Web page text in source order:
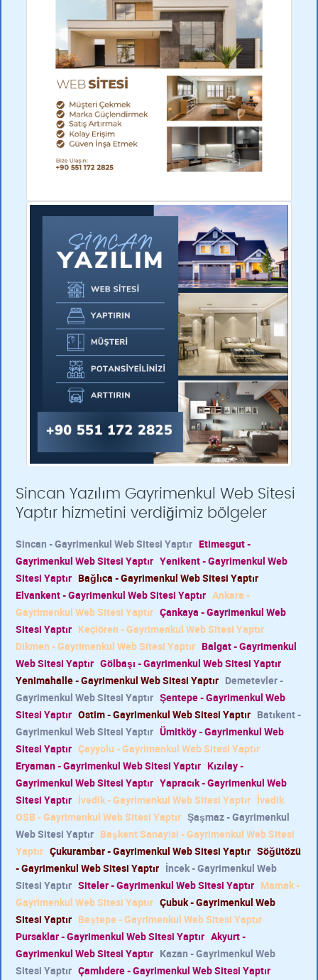
Sincan Yazılım Gayrimenkul Web Sitesi
Yaptır hizmetini verdiğimiz bölgeler
Sincan - Gayrimenkul Web Sitesi Yaptır Etimesgut -
Gayrimenkul Web Sitesi Yaptır Yenikent - Gayrimenkul Web
Sitesi Yaptır Bağlıca - Gayrimenkul Web Sitesi Yaptır
Elvankent - Gayrimenkul Web Sitesi Yaptır Ankara -
Gayrimenkul Web Sitesi Yaptır Çankaya - Gayrimenkul Web
Sitesi Yaptır Keçiören - Gayrimenkul Web Sitesi Yaptır
Dikmen - Gayrimenkul Web Sitesi Yaptır Balgat - Gayrimenkul
Web Sitesi Yaptır Gölbaşı - Gayrimenkul Web Sitesi Yaptır
Yenimahalle - Gayrimenkul Web Sitesi Yaptır Demetevler -
Gayrimenkul Web Sitesi Yaptır Şentepe - Gayrimenkul Web
Sitesi Yaptır Ostim - Gayrimenkul Web Sitesi Yaptır Batıkent -
Gayrimenkul Web Sitesi Yaptır Ümitköy - Gayrimenkul Web
Sitesi Yaptır Çayyolu - Gayrimenkul Web Sitesi Yaptır
Eryaman - Gayrimenkul Web Sitesi Yaptır Kızılay -
Gayrimenkul Web Sitesi Yaptır Yapracık - Gayrimenkul Web
Sitesi Yaptır İvedik - Gayrimenkul Web Sitesi Yaptır İvedik
OSB - Gayrimenkul Web Sitesi Yaptır Şaşmaz - Gayrimenkul
Web Sitesi Yaptır Başkent Sanayisi - Gayrimenkul Web Sitesi
Yaptır Çukurambar - Gayrimenkul Web Sitesi Yaptır Söğütözü
- Gayrimenkul Web Sitesi Yaptır İncek - Gayrimenkul Web
Sitesi Yaptır Siteler - Gayrimenkul Web Sitesi Yaptır Mamak -
Gayrimenkul Web Sitesi Yaptır Çubuk - Gayrimenkul Web
Sitesi Yaptır Beştepe - Gayrimenkul Web Sitesi Yaptır
Pursaklar - Gayrimenkul Web Sitesi Yaptır Akyurt -
Gayrimenkul Web Sitesi Yaptır Kazan - Gayrimenkul Web
Sitesi Yaptır Çamlıdere - Gayrimenkul Web Sitesi Yaptır